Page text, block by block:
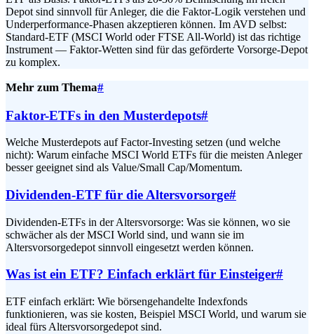
Depot sind sinnvoll für Anleger, die die Faktor-Logik verstehen und
Underperformance-Phasen akzeptieren können. Im AVD selbst:
Standard-ETF (MSCI World oder FTSE All-World) ist das richtige
Instrument — Faktor-Wetten sind für das geförderte Vorsorge-Depot
zu komplex.
Mehr zum Thema#
Faktor-ETFs in den Musterdepots#
Welche Musterdepots auf Factor-Investing setzen (und welche
nicht): Warum einfache MSCI World ETFs für die meisten Anleger
besser geeignet sind als Value/Small Cap/Momentum.
Dividenden-ETF für die Altersvorsorge#
Dividenden-ETFs in der Altersvorsorge: Was sie können, wo sie
schwächer als der MSCI World sind, und wann sie im
Altersvorsorgedepot sinnvoll eingesetzt werden können.
Was ist ein ETF? Einfach erklärt für Einsteiger#
ETF einfach erklärt: Wie börsengehandelte Indexfonds
funktionieren, was sie kosten, Beispiel MSCI World, und warum sie
ideal fürs Altersvorsorgedepot sind.